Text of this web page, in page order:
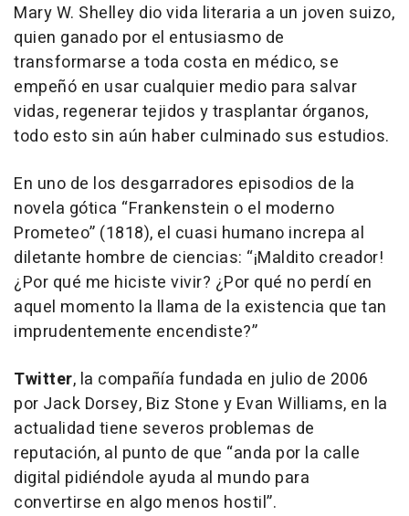
Mary W. Shelley dio vida literaria a un joven suizo,
quien ganado por el entusiasmo de
transformarse a toda costa en médico, se
empeñó en usar cualquier medio para salvar
vidas, regenerar tejidos y trasplantar órganos,
todo esto sin aún haber culminado sus estudios.
En uno de los desgarradores episodios de la
novela gótica “Frankenstein o el moderno
Prometeo” (1818), el cuasi humano increpa al
diletante hombre de ciencias: “¡Maldito creador!
¿Por qué me hiciste vivir? ¿Por qué no perdí en
aquel momento la llama de la existencia que tan
imprudentemente encendiste?”
Twitter, la compañía fundada en julio de 2006
por Jack Dorsey, Biz Stone y Evan Williams, en la
actualidad tiene severos problemas de
reputación, al punto de que “anda por la calle
digital pidiéndole ayuda al mundo para
convertirse en algo menos hostil”.